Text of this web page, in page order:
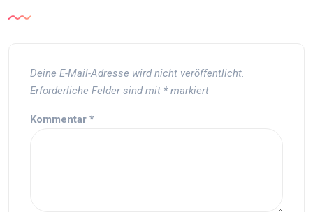
Deine E-Mail-Adresse wird nicht veröffentlicht.
Erforderliche Felder sind mit *markiert
Kommentar *